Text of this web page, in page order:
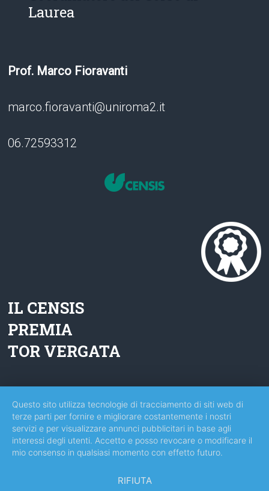
Laurea
Prof. Marco Fioravanti
marco.fioravanti@uniroma2.it
06.72593312
IL CENSIS
PREMIA
TOR VERGATA
Copyright © 2026Scienze dell'Amministrazione e delle Relazioni Internazionali
Tutti i diritti riservati.
Theme:Accelerate by ThemeGrill. Powered by WordPress.
Questo sito utilizza tecnologie di tracciamento di siti web di
terze parti per fornire e migliorare costantemente i nostri
servizi e per visualizzare annunci pubblicitari in base agli
interessi degli utenti. Accetto e posso revocare o modificare il
mio consenso in qualsiasi momento con effetto futuro.
RIFIUTA